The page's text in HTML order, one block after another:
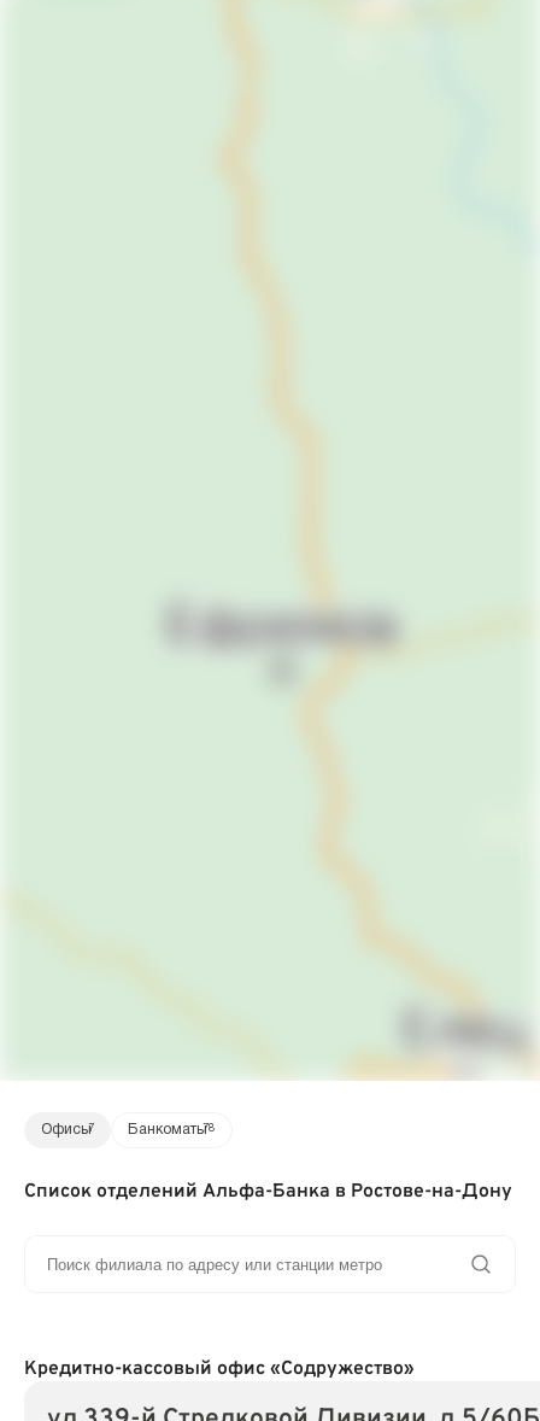
Офисы7 Банкоматы78
Список отделений Альфа-Банка в Ростове-на-Дону
Кредитно-кассовый офис «Содружество»